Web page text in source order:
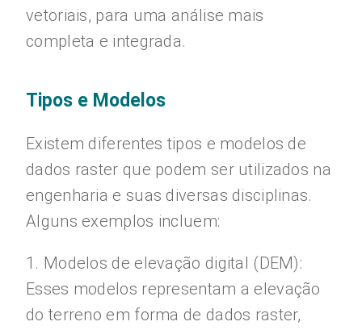
vetoriais, para uma análise mais
completa e integrada.
Tipos e Modelos
Existem diferentes tipos e modelos de
dados raster que podem ser utilizados na
engenharia e suas diversas disciplinas.
Alguns exemplos incluem:
1. Modelos de elevação digital (DEM):
Esses modelos representam a elevação
do terreno em forma de dados raster,